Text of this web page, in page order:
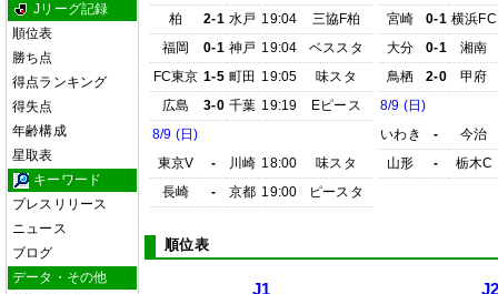
Jリーグ記録
順位表
勝ち点
得点ランキング
得失点
年齢構成
星取表
キーワード
プレスリリース
ニュース
ブログ
データ・その他
柏
2-1 水戸 19:04
三協F柏
福岡
0-1 神戸 19:04
ベススタ
FC東京 1-5 町田 19:05
味スタ
広島
3-0 千葉 19:19
Eピース
8/9 (日)
東京V
- 川崎 18:00
味スタ
長崎
- 京都 19:00 ピースタ
宮崎
0-1 横浜FC
大分
0-1
湘南
鳥栖
2-0
甲府
8/9 (日)
いわき
-
今治
山形
- 栃木C
順位表
J1